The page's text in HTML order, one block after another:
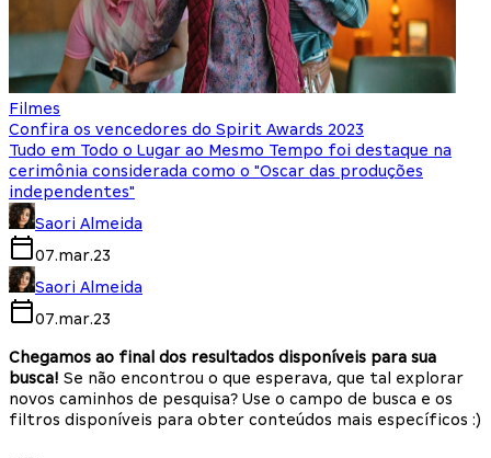
Filmes
Confira os vencedores do Spirit Awards 2023
Tudo em Todo o Lugar ao Mesmo Tempo foi destaque na
cerimônia considerada como o "Oscar das produções
independentes"
Saori Almeida
07.mar.23
Saori Almeida
07.mar.23
Chegamos ao final dos resultados disponíveis para sua
busca! Se não encontrou o que esperava, que tal explorar
novos caminhos de pesquisa? Use o campo de busca e os
filtros disponíveis para obter conteúdos mais específicos :)